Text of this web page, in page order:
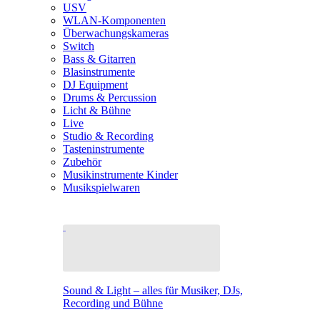
USV
WLAN-Komponenten
Überwachungskameras
Switch
Bass & Gitarren
Blasinstrumente
DJ Equipment
Drums & Percussion
Licht & Bühne
Live
Studio & Recording
Tasteninstrumente
Zubehör
Musikinstrumente Kinder
Musikspielwaren
Sound & Light – alles für Musiker, DJs,
Recording und Bühne